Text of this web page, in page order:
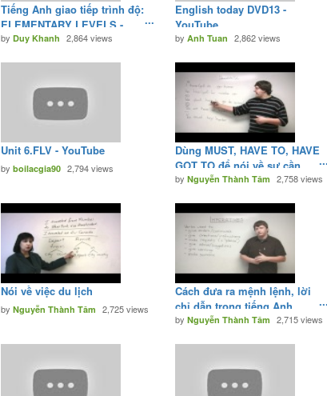
Tiếng Anh giao tiếp trình độ:
ELEMENTARY LEVELS -
Lesson 26: Transportation -
byDuy Khanh 2,864 views
English today DVD13 -
YouTube
by Anh Tuan 2,862 views
Unit 6.FLV - YouTube
byboilacgia90 2,794 views
Dùng MUST, HAVE TO, HAVE
GOT TO để nói về sự cần
thiết, bắt buộc.
by Nguyễn Thành Tâm 2,758 views
Nói về việc du lịch
byNguyễn Thành Tâm 2,725 views
Cách đưa ra mệnh lệnh, lời
chỉ dẫn trong tiếng Anh
by Nguyễn Thành Tâm 2,715 views